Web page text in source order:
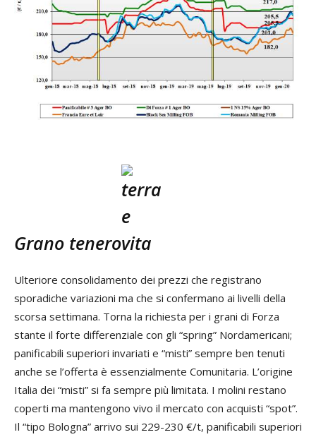
Grano tenero
Ulteriore consolidamento dei prezzi che registrano
sporadiche variazioni ma che si confermano ai livelli della
scorsa settimana. Torna la richiesta per i grani di Forza
stante il forte differenziale con gli “spring” Nordamericani;
panificabili superiori invariati e “misti” sempre ben tenuti
anche se l’offerta è essenzialmente Comunitaria. L’origine
Italia dei “misti” si fa sempre più limitata. I molini restano
coperti ma mantengono vivo il mercato con acquisti “spot”.
Il “tipo Bologna” arrivo sui 229-230 €/t, panificabili superiori